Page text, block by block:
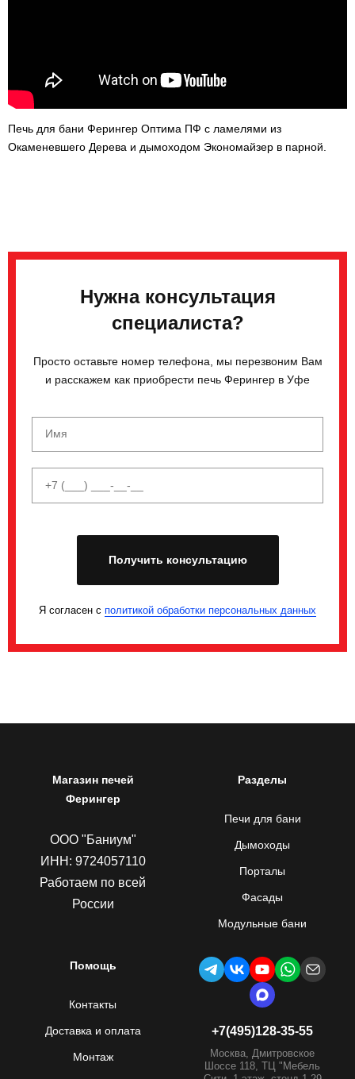
Печь для бани Ферингер Оптима ПФ с ламелями из
Окаменевшего Дерева и дымоходом Экономайзер в парной.
Нужна консультация
специалиста?
Просто оставьте номер телефона, мы перезвоним Вам
и расскажем как приобрести печь Ферингер в Уфе
Получить консультацию
Я согласен с политикой обработки персональных данных
Магазин печей
Ферингер
ООО "Баниум"
ИНН: 9724057110
Работаем по всей
России
Разделы
Печи для бани
Дымоходы
Порталы
Фасады
Модульные бани
Помощь
Контакты
Доставка и оплата
Монтаж
+7(495)128-35-55
Москва, Дмитровское
Шоссе 118, ТЦ "Мебель